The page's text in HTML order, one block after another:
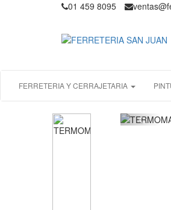
01 459 8095
FERRETERIA Y CERRAJETARIA